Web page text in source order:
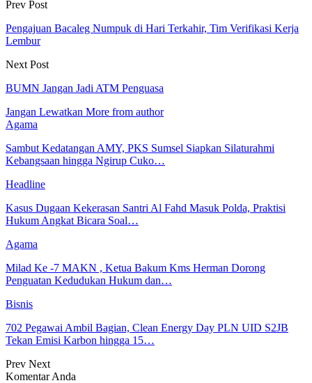
Prev Post
Pengajuan Bacaleg Numpuk di Hari Terkahir, Tim Verifikasi Kerja
Lembur
Next Post
BUMN Jangan Jadi ATM Penguasa
Jangan Lewatkan More from author
Agama
Sambut Kedatangan AMY, PKS Sumsel Siapkan Silaturahmi
Kebangsaan hingga Ngirup Cuko…
Headline
Kasus Dugaan Kekerasan Santri Al Fahd Masuk Polda, Praktisi
Hukum Angkat Bicara Soal…
Agama
Milad Ke -7 MAKN , Ketua Bakum Kms Herman Dorong
Penguatan Kedudukan Hukum dan…
Bisnis
702 Pegawai Ambil Bagian, Clean Energy Day PLN UID S2JB
Tekan Emisi Karbon hingga 15…
Prev Next
Komentar Anda